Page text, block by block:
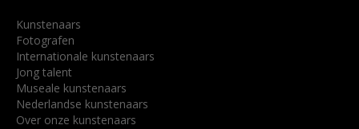
Kunstenaars
Fotografen
Internationale kunstenaars
Jong talent
Museale kunstenaars
Nederlandse kunstenaars
Over onze kunstenaars